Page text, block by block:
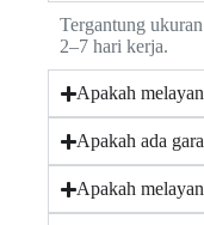
Tergantung
2–7 hari kerja.
Apakah
Apakah ada
Apakah